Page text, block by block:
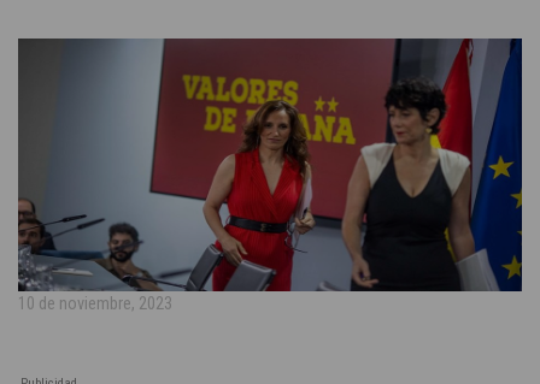
10 de noviembre, 2023